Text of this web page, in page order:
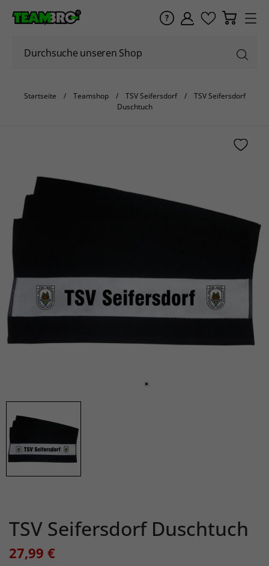
Startseite Teamshop TSV Seifersdorf
TSV Seifersdorf
Duschtuch
TSV Seifersdorf Duschtuch
27,99 €